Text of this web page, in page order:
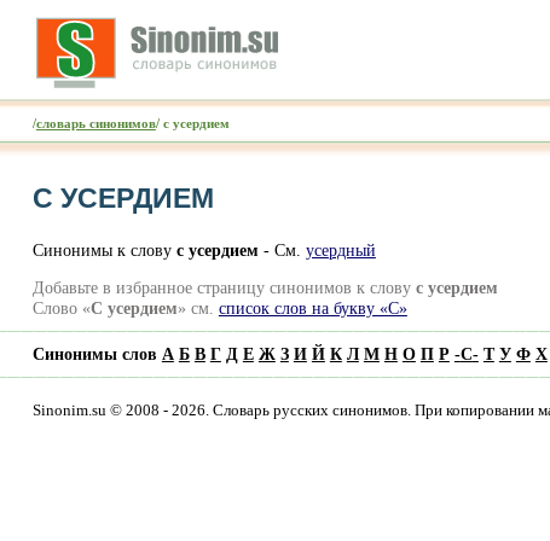
/словарь синонимов/ с усердием
С УСЕРДИЕМ
Синонимы к слову с усердием - Cм. усердный
Добавьте в избранное страницу синонимов к слову с усердием
Слово «С усердием» см. список слов на букву «С»
Синонимы слов А Б В Г Д Е Ж З И Й К Л М Н О П Р -С- Т У Ф Х
Sinonim.su © 2008 - 2026. Словарь русских синонимов. При копировании